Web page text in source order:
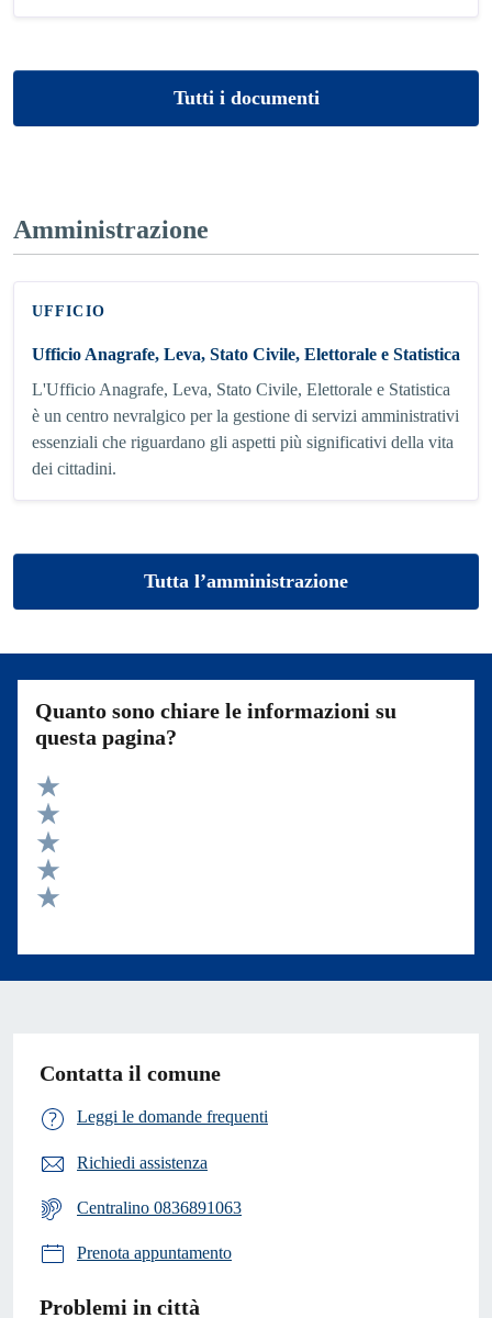
Tutti i documenti
Amministrazione
UFFICIO
Ufficio Anagrafe, Leva, Stato Civile, Elettorale e Statistica
L'Ufficio Anagrafe, Leva, Stato Civile, Elettorale e Statistica
è un centro nevralgico per la gestione di servizi amministrativi
essenziali che riguardano gli aspetti più significativi della vita
dei cittadini.
Tutta l’amministrazione
Quanto sono chiare le informazioni su
questa pagina?
Valuta 5 stelle su 5
Valuta 4 stelle su 5
Valuta 3 stelle su 5
Valuta 2 stelle su 5
Contatta il comune
Leggi le domande frequenti
Richiedi assistenza
Centralino 0836891063
Prenota appuntamento
Problemi in città